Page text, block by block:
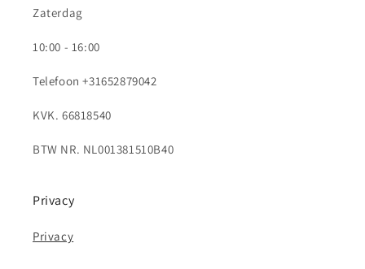
Zaterdag
10:00 - 16:00
Telefoon +31652879042
KVK. 66818540
BTW NR. NL001381510B40
Privacy
Privacy